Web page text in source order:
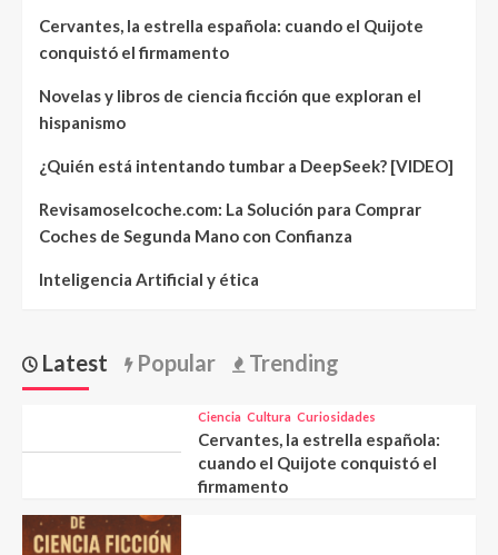
Cervantes, la estrella española: cuando el Quijote
conquistó el firmamento
Novelas y libros de ciencia ficción que exploran el
hispanismo
¿Quién está intentando tumbar a DeepSeek? [VIDEO]
Revisamoselcoche.com: La Solución para Comprar
Coches de Segunda Mano con Confianza
Inteligencia Artificial y ética
Latest Popular Trending
Ciencia Cultura Curiosidades
Cervantes, la estrella española:
cuando el Quijote conquistó el
firmamento